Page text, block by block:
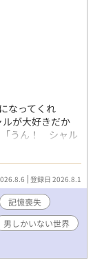
なってくれ
が大好きだか
「うん！ シャル
、なる！」
が果たされた
七歳のとき。 そ
なったことで、
男しかいな
った概念は出て
。 ✻4話までは毎
しながらの更
結は保証いた
登録日 2026.8.1
記憶喪失
男しかいない世界